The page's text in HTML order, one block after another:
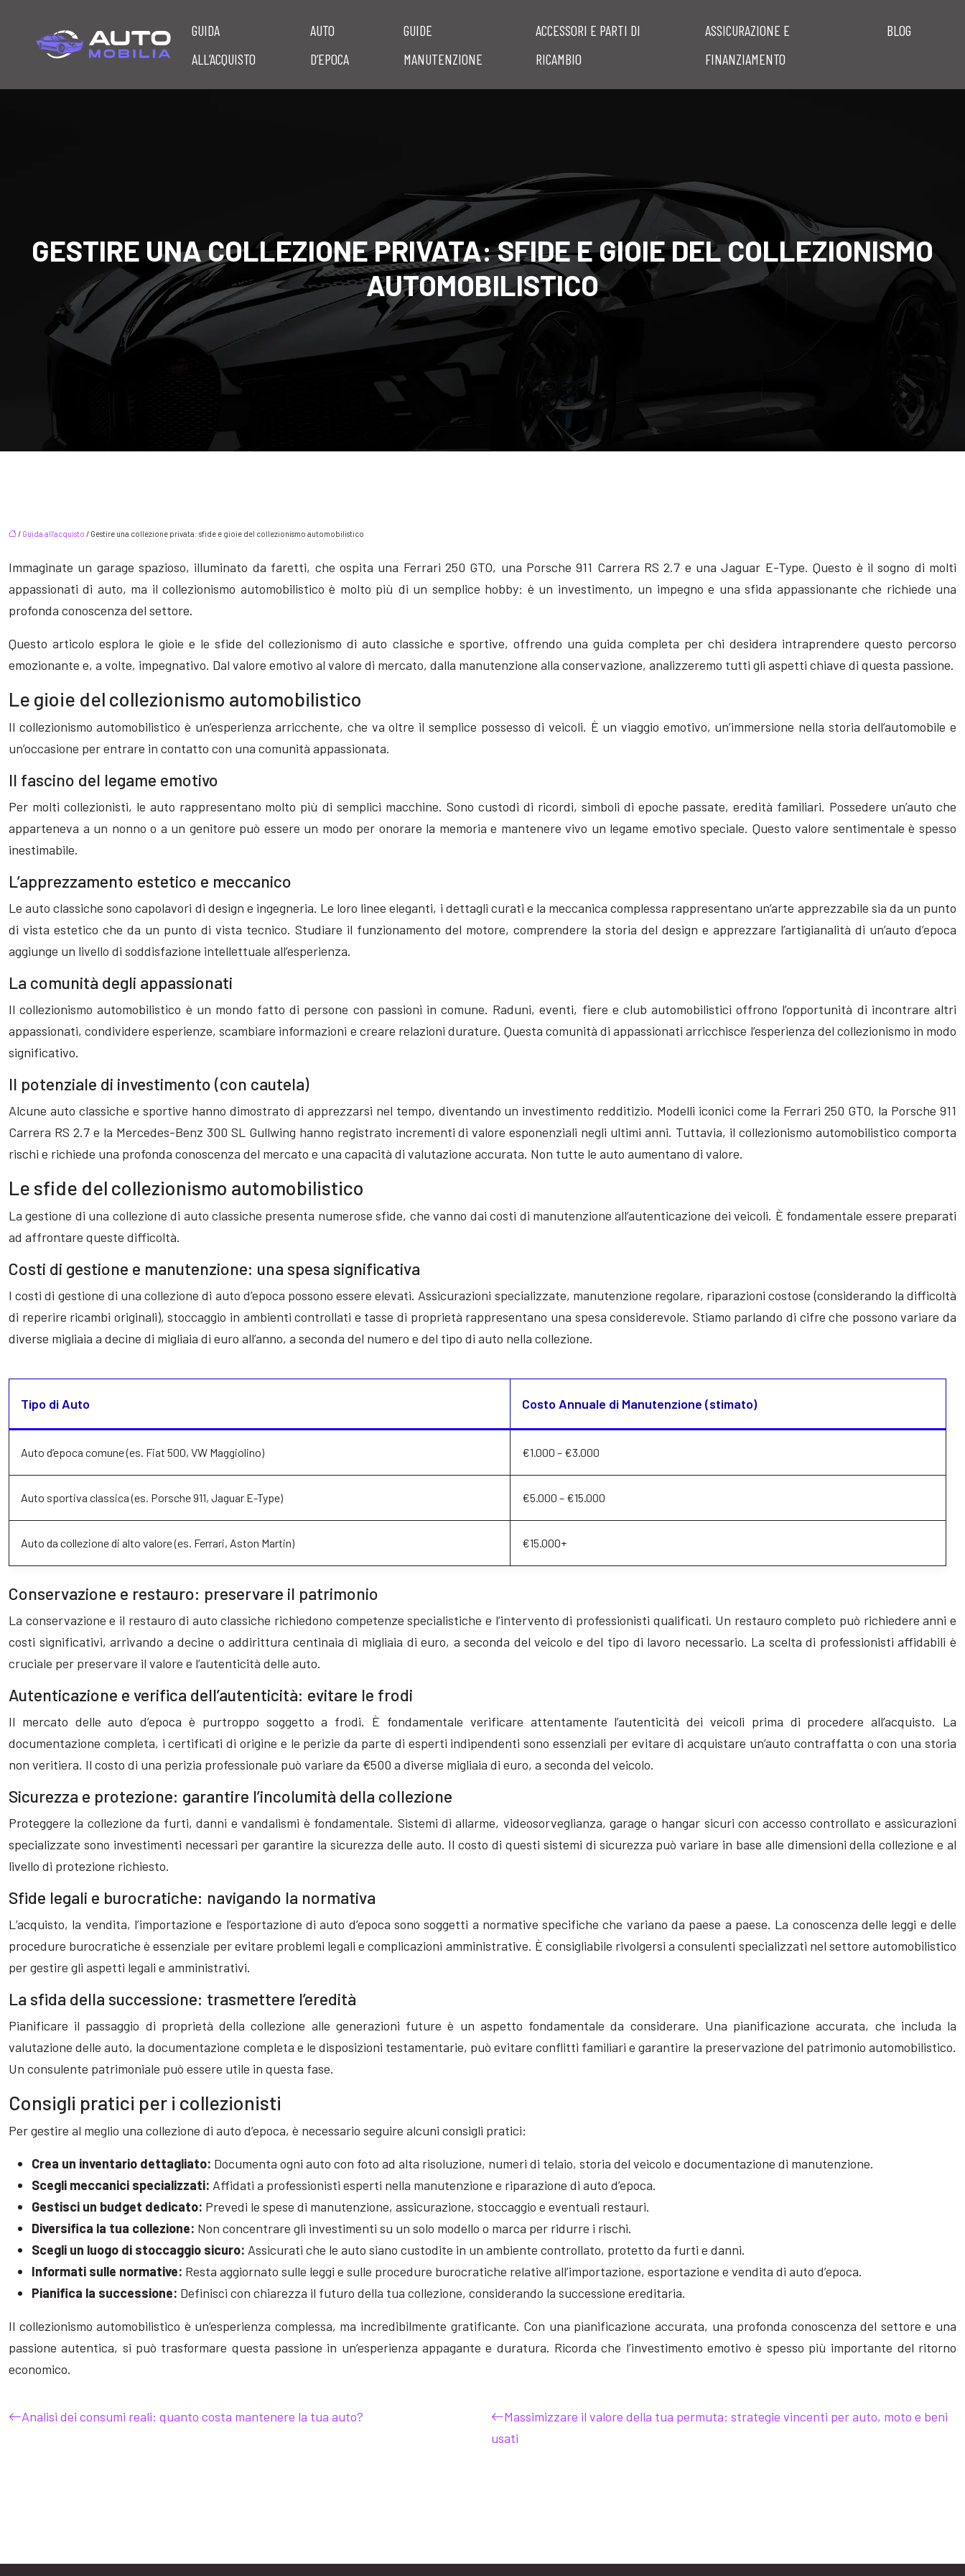
GUIDA
ALL’ACQUISTO
AUTO
D’EPOCA
GUIDE
MANUTENZIONE
ACCESSORI E PARTI DI
RICAMBIO
ASSICURAZIONE E
FINANZIAMENTO
BLOG
GESTIRE UNA COLLEZIONE PRIVATA: SFIDE E GIOIE DEL COLLEZIONISMO
AUTOMOBILISTICO
/ Guida all'acquisto / Gestire una collezione privata: sfide e gioie del collezionismo automobilistico
Immaginate un garage spazioso, illuminato da faretti, che ospita una Ferrari 250 GTO, una Porsche 911 Carrera RS 2.7 e una Jaguar E-Type. Questo è il sogno di molti
appassionati di auto, ma il collezionismo automobilistico è molto più di un semplice hobby: è un investimento, un impegno e una sfida appassionante che richiede una
profonda conoscenza del settore.
Questo articolo esplora le gioie e le sfide del collezionismo di auto classiche e sportive, offrendo una guida completa per chi desidera intraprendere questo percorso
emozionante e, a volte, impegnativo. Dal valore emotivo al valore di mercato, dalla manutenzione alla conservazione, analizzeremo tutti gli aspetti chiave di questa passione.
Le gioie del collezionismo automobilistico
Il collezionismo automobilistico è un’esperienza arricchente, che va oltre il semplice possesso di veicoli. È un viaggio emotivo, un’immersione nella storia dell’automobile e
un’occasione per entrare in contatto con una comunità appassionata.
Il fascino del legame emotivo
Per molti collezionisti, le auto rappresentano molto più di semplici macchine. Sono custodi di ricordi, simboli di epoche passate, eredità familiari. Possedere un’auto che
apparteneva a un nonno o a un genitore può essere un modo per onorare la memoria e mantenere vivo un legame emotivo speciale. Questo valore sentimentale è spesso
inestimabile.
L’apprezzamento estetico e meccanico
Le auto classiche sono capolavori di design e ingegneria. Le loro linee eleganti, i dettagli curati e la meccanica complessa rappresentano un’arte apprezzabile sia da un punto
di vista estetico che da un punto di vista tecnico. Studiare il funzionamento del motore, comprendere la storia del design e apprezzare l’artigianalità di un’auto d’epoca
aggiunge un livello di soddisfazione intellettuale all’esperienza.
La comunità degli appassionati
Il collezionismo automobilistico è un mondo fatto di persone con passioni in comune. Raduni, eventi, fiere e club automobilistici offrono l’opportunità di incontrare altri
appassionati, condividere esperienze, scambiare informazioni e creare relazioni durature. Questa comunità di appassionati arricchisce l’esperienza del collezionismo in modo
significativo.
Il potenziale di investimento (con cautela)
Alcune auto classiche e sportive hanno dimostrato di apprezzarsi nel tempo, diventando un investimento redditizio. Modelli iconici come la Ferrari 250 GTO, la Porsche 911
Carrera RS 2.7 e la Mercedes-Benz 300 SL Gullwing hanno registrato incrementi di valore esponenziali negli ultimi anni. Tuttavia, il collezionismo automobilistico comporta
rischi e richiede una profonda conoscenza del mercato e una capacità di valutazione accurata. Non tutte le auto aumentano di valore.
Le sfide del collezionismo automobilistico
La gestione di una collezione di auto classiche presenta numerose sfide, che vanno dai costi di manutenzione all’autenticazione dei veicoli. È fondamentale essere preparati
ad affrontare queste difficoltà.
Costi di gestione e manutenzione: una spesa significativa
I costi di gestione di una collezione di auto d’epoca possono essere elevati. Assicurazioni specializzate, manutenzione regolare, riparazioni costose (considerando la difficoltà
di reperire ricambi originali), stoccaggio in ambienti controllati e tasse di proprietà rappresentano una spesa considerevole. Stiamo parlando di cifre che possono variare da
diverse migliaia a decine di migliaia di euro all’anno, a seconda del numero e del tipo di auto nella collezione.
Tipo di Auto Costo Annuale di Manutenzione (stimato)
Auto d’epoca comune (es. Fiat 500, VW Maggiolino) €1.000 – €3.000
Auto sportiva classica (es. Porsche 911, Jaguar E-Type) €5.000 – €15.000
Auto da collezione di alto valore (es. Ferrari, Aston Martin) €15.000+
Conservazione e restauro: preservare il patrimonio
La conservazione e il restauro di auto classiche richiedono competenze specialistiche e l’intervento di professionisti qualificati. Un restauro completo può richiedere anni e
costi significativi, arrivando a decine o addirittura centinaia di migliaia di euro, a seconda del veicolo e del tipo di lavoro necessario. La scelta di professionisti affidabili è
cruciale per preservare il valore e l’autenticità delle auto.
Autenticazione e verifica dell’autenticità: evitare le frodi
Il mercato delle auto d’epoca è purtroppo soggetto a frodi. È fondamentale verificare attentamente l’autenticità dei veicoli prima di procedere all’acquisto. La
documentazione completa, i certificati di origine e le perizie da parte di esperti indipendenti sono essenziali per evitare di acquistare un’auto contraffatta o con una storia
non veritiera. Il costo di una perizia professionale può variare da €500 a diverse migliaia di euro, a seconda del veicolo.
Sicurezza e protezione: garantire l’incolumità della collezione
Proteggere la collezione da furti, danni e vandalismi è fondamentale. Sistemi di allarme, videosorveglianza, garage o hangar sicuri con accesso controllato e assicurazioni
specializzate sono investimenti necessari per garantire la sicurezza delle auto. Il costo di questi sistemi di sicurezza può variare in base alle dimensioni della collezione e al
livello di protezione richiesto.
Sfide legali e burocratiche: navigando la normativa
L’acquisto, la vendita, l’importazione e l’esportazione di auto d’epoca sono soggetti a normative specifiche che variano da paese a paese. La conoscenza delle leggi e delle
procedure burocratiche è essenziale per evitare problemi legali e complicazioni amministrative. È consigliabile rivolgersi a consulenti specializzati nel settore automobilistico
per gestire gli aspetti legali e amministrativi.
La sfida della successione: trasmettere l’eredità
Pianificare il passaggio di proprietà della collezione alle generazioni future è un aspetto fondamentale da considerare. Una pianificazione accurata, che includa la
valutazione delle auto, la documentazione completa e le disposizioni testamentarie, può evitare conflitti familiari e garantire la preservazione del patrimonio automobilistico.
Un consulente patrimoniale può essere utile in questa fase.
Consigli pratici per i collezionisti
Per gestire al meglio una collezione di auto d’epoca, è necessario seguire alcuni consigli pratici:
Crea un inventario dettagliato: Documenta ogni auto con foto ad alta risoluzione, numeri di telaio, storia del veicolo e documentazione di manutenzione.
Scegli meccanici specializzati: Affidati a professionisti esperti nella manutenzione e riparazione di auto d’epoca.
Gestisci un budget dedicato: Prevedi le spese di manutenzione, assicurazione, stoccaggio e eventuali restauri.
Diversifica la tua collezione: Non concentrare gli investimenti su un solo modello o marca per ridurre i rischi.
Scegli un luogo di stoccaggio sicuro: Assicurati che le auto siano custodite in un ambiente controllato, protetto da furti e danni.
Informati sulle normative: Resta aggiornato sulle leggi e sulle procedure burocratiche relative all’importazione, esportazione e vendita di auto d’epoca.
Pianifica la successione: Definisci con chiarezza il futuro della tua collezione, considerando la successione ereditaria.
Il collezionismo automobilistico è un’esperienza complessa, ma incredibilmente gratificante. Con una pianificazione accurata, una profonda conoscenza del settore e una
passione autentica, si può trasformare questa passione in un’esperienza appagante e duratura. Ricorda che l’investimento emotivo è spesso più importante del ritorno
economico.
Analisi dei consumi reali: quanto costa mantenere la tua auto?
Massimizzare il valore della tua permuta: strategie vincenti per auto, moto e beni
usati